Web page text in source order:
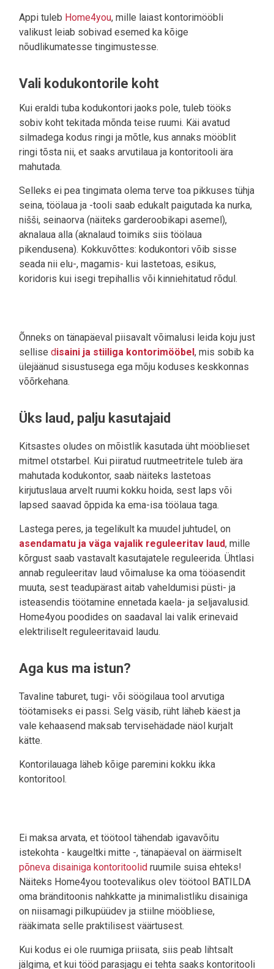
Appi tuleb Home4you, mille laiast kontorimööbli
valikust leiab sobivad esemed ka kõige
nõudlikumatesse tingimustesse.
Vali kodukontorile koht
Kui eraldi tuba kodukontori jaoks pole, tuleb tööks
sobiv koht tekitada mõnda teise ruumi. Käi avatud
silmadega kodus ringi ja mõtle, kus annaks mööblit
ringi tõsta nii, et saaks arvutilaua ja kontoritooli ära
mahutada.
Selleks ei pea tingimata olema terve toa pikkuses tühja
seina, töölaua ja -tooli saab edukalt paigutada ka nurka,
nišši, seinaorva (näiteks garderoobikapi asemel),
aknalaua alla (aknalaud toimiks siis töölaua
pikendusena). Kokkuvõttes: kodukontori võib sisse
seada nii elu-, magamis- kui lastetoas, esikus,
koridoris kui isegi trepihallis või kinniehitatud rõdul.
Õnneks on tänapäeval piisavalt võimalusi leida koju just
sellise disaini ja stiiliga kontorimööbel, mis sobib ka
ülejäänud sisustusega ega mõju koduses keskkonnas
võõrkehana.
Üks laud, palju kasutajaid
Kitsastes oludes on mõistlik kasutada üht mööblieset
mitmel otstarbel. Kui piiratud ruutmeetritele tuleb ära
mahutada kodukontor, saab näiteks lastetoas
kirjutuslaua arvelt ruumi kokku hoida, sest laps või
lapsed saavad õppida ka ema-isa töölaua taga.
Lastega peres, ja tegelikult ka muudel juhtudel, on
asendamatu ja väga vajalik reguleeritav laud, mille
kõrgust saab vastavalt kasutajatele reguleerida. Ühtlasi
annab reguleeritav laud võimaluse ka oma tööasendit
muuta, sest teadupärast aitab vaheldumisi püsti- ja
isteasendis töötamine ennetada kaela- ja seljavalusid.
Home4you poodides on saadaval lai valik erinevaid
elektriliselt reguleeritavaid laudu.
Aga kus ma istun?
Tavaline taburet, tugi- või söögilaua tool arvutiga
töötamiseks ei passi. Selg väsib, rüht läheb käest ja
vale kehaasend maksab tervisehädade näol kurjalt
kätte.
Kontorilauaga läheb kõige paremini kokku ikka
kontoritool.
Ei maksa arvata, et töötool tähendab igavavõitu
istekohta - kaugeltki mitte -, tänapäeval on äärmiselt
põneva disainiga kontoritoolid ruumile suisa ehteks!
Näiteks Home4you tootevalikus olev töötool BATILDA
oma bränditoonis nahkkatte ja minimalistliku disainiga
on niisamagi pilkupüüdev ja stiilne mööbliese,
rääkimata selle praktilisest väärtusest.
Kui kodus ei ole ruumiga priisata, siis peab lihtsalt
jälgima, et kui tööd parasjagu ei tehta saaks kontoritooli